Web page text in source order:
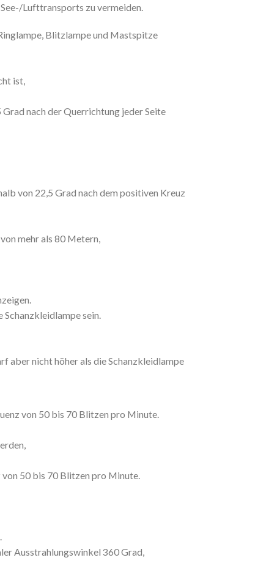
Lufttransports zu vermeiden.
Blitzlampe und Mastspitze
ist,
nach der Querrichtung jeder Seite
von 22,5 Grad nach dem positiven Kreuz
mehr als 80 Metern,
Schanzkleidlampe sein.
aber nicht höher als die Schanzkleidlampe
von 50 bis 70 Blitzen pro Minute.
50 bis 70 Blitzen pro Minute.
Ausstrahlungswinkel 360 Grad,